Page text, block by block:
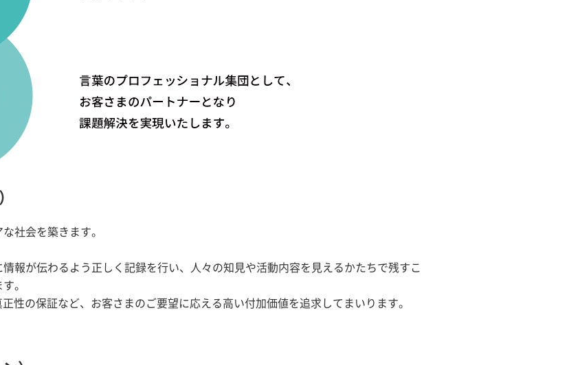
社会を築きます。
報が伝わるよう正しく記録を行い、人々の知見や活動内容を見えるかたちで残すこ
。
性の保証など、お客さまのご要望に応える高い付加価値を追求してまいります。